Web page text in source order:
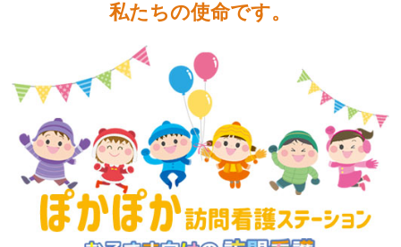
私たちの使命です。